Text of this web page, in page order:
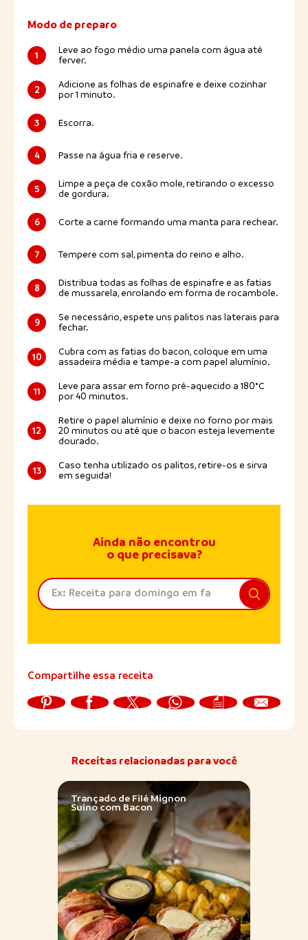
Modo de preparo
1
Leve ao fogo médio uma panela com água até
ferver.
2
Adicione as folhas de espinafre e deixe cozinhar
por 1 minuto.
3 Escorra.
4 Passe na água fria e reserve.
5
Limpe a peça de coxão mole, retirando o excesso
de gordura.
6 Corte a carne formando uma manta para rechear.
7 Tempere com sal, pimenta do reino e alho.
8
Distribua todas as folhas de espinafre e as fatias
de mussarela, enrolando em forma de rocambole.
9
Se necessário, espete uns palitos nas laterais para
fechar.
10
Cubra com as fatias do bacon, coloque em uma
assadeira média e tampe-a com papel alumínio.
11
Leve para assar em forno pré-aquecido a 180°C
por 40 minutos.
12
Retire o papel alumínio e deixe no forno por mais
20 minutos ou até que o bacon esteja levemente
dourado.
13
Caso tenha utilizado os palitos, retire-os e sirva
em seguida!
Ainda não encontrou
o que precisava?
Compartilhe essa receita
Receitas relacionadas para você
Trançado de Filé Mignon
Suíno com Bacon